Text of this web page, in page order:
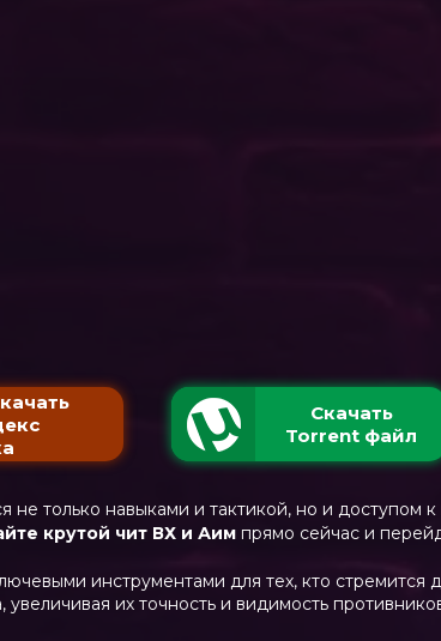
Скачать
Torrent файл
не только навыками и тактикой, но и
крутой чит ВХ и Аим прямо сейчас и
инструментами для тех, кто стремится
их точность и видимость